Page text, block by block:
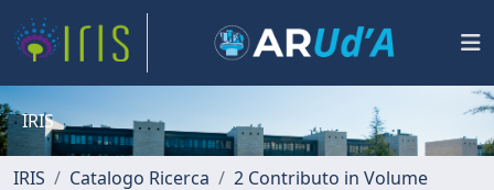
IRIS
IRIS Catalogo Ricerca
2 Contributo in Volume